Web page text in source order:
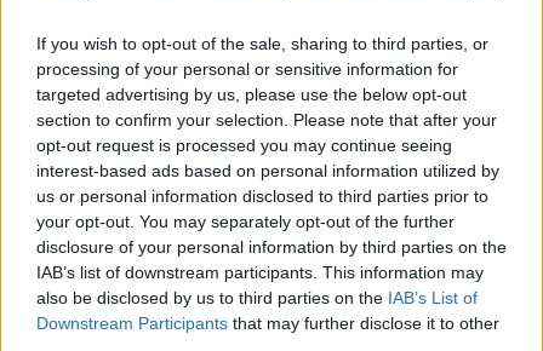
If you wish to opt-out of the sale, sharing to third parties, or
processing of your personal or sensitive information for
targeted advertising by us, please use the below opt-out
section to confirm your selection. Please note that after your
opt-out request is processed you may continue seeing
interest-based ads based on personal information utilized by
us or personal information disclosed to third parties prior to
your opt-out. You may separately opt-out of the further
disclosure of your personal information by third parties on the
IAB’s list of downstream participants. This information may
also be disclosed by us to third parties on the IAB’s List of
Downstream Participants that may further disclose it to other
αλλάζει τα πάντα.
ΖΥΓΟΣ
Η διπλωματία σου είναι το όπλο
σου. Σήμερα βρίσκεις τη χρυσή
τομή σε μια κατάσταση που
έμοιαζε δύσκολη.